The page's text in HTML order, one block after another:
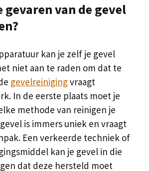
gevaren van de gevel
kan je zelf je gevel
niet aan te raden om dat te
gevelreinigingvraagt
In de eerste plaats moet je
methode van reinigen je
is immers uniek en vraagt
Een verkeerde techniek of
kan je gevel in die
dat deze hersteld moet